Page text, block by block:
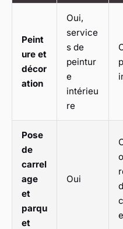
Peint
ure et
décor
ation
Oui,
service
s de
peintur
e
intérieu
re
Pose
de
carrel
age
et
parqu
et
Oui